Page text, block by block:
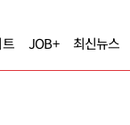
JOB+ 최신뉴스